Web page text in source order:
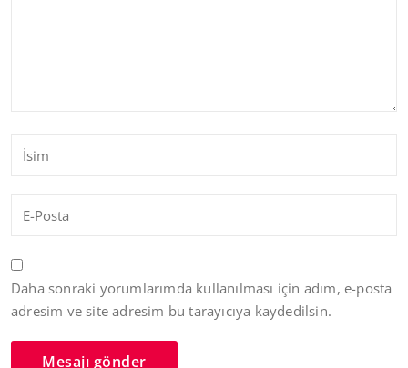
Daha sonraki yorumlarımda kullanılması için adım, e-posta
adresim ve site adresim bu tarayıcıya kaydedilsin.